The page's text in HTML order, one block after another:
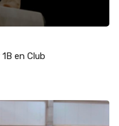
en Club